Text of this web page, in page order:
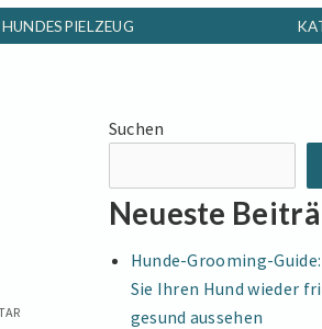
HUNDESPIELZEUG
Suchen
Neueste
Hunde-Grooming-
Sie Ihren Hund wieder
gesund aussehen